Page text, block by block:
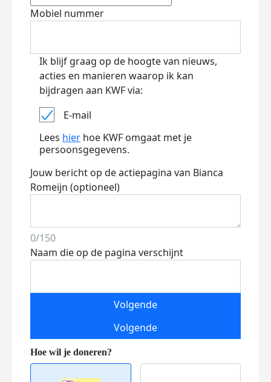
Mobiel nummer
Ik blijf graag op de hoogte van nieuws,
acties en manieren waarop ik kan
bijdragen aan KWF via:
E-mail
Lees hier hoe KWF omgaat met je
persoonsgegevens.
Jouw bericht op de actiepagina van Bianca
Romeijn (optioneel)
0/150
Naam die op de pagina verschijnt
Volgende
Volgende